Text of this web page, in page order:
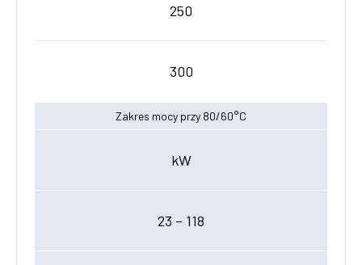
250
300
Zakres mocy przy 80/60°C
kW
23 – 118